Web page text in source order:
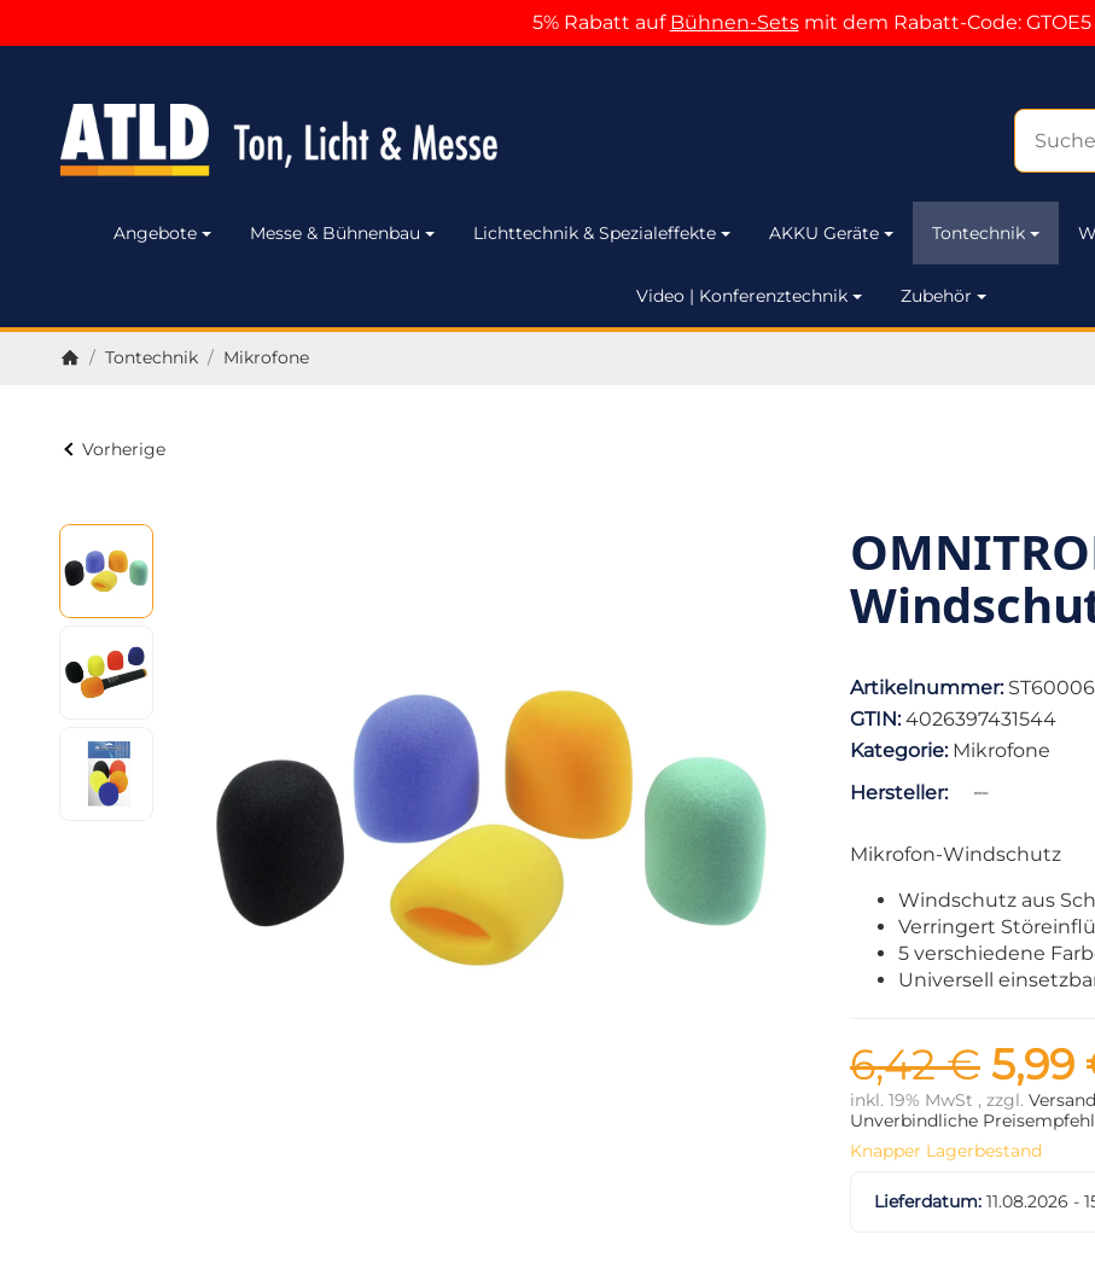
5% Rabatt auf Bühnen-Setsmit dem Rabatt-Code: GTOE5
Angebote Messe & Bühnenbau Lichttechnik & Spezialeffekte AKKU Geräte Tontechnik
Video | Konferenztechnik Zubehör
/ Tontechnik / Mikrofone
Vorherige
Artikelnummer:
GTIN:4026397431544
Kategorie: Mikrofone
Hersteller:
Mikrofon-Windschutz
Windschutz aus
Verringert
5 verschiedene
Universell
6,42 € 5,99
inkl. 19% MwSt , zzgl. Versand
Unverbindliche
Knapper Lagerbestand
Lieferdatum: 11.08.2026 -